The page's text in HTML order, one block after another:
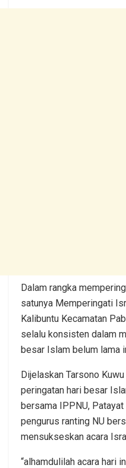
Dalam rangka
satunya Memperingati
Kalibuntu Kecamatan
selalu konsisten dalam
besar Islam belum lama
Dijelaskan Tarsono
peringatan hari besar
bersama IPPNU,
pengurus ranting NU
mensukseskan acara
“alhamdulilah acara hari